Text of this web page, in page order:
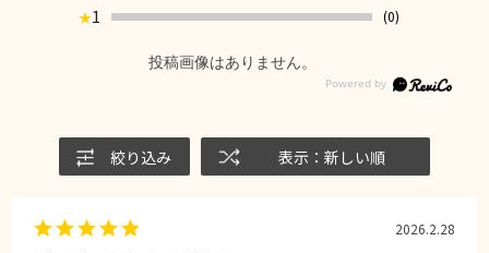
★1 (0)
投稿画像はありません。
絞り込み 表示：新しい順
2026.2.28